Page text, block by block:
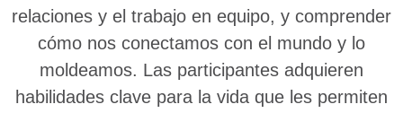
relaciones y el trabajo en equipo, y comprender
cómo nos conectamos con el mundo y lo
moldeamos. Las participantes adquieren
habilidades clave para la vida que les permiten